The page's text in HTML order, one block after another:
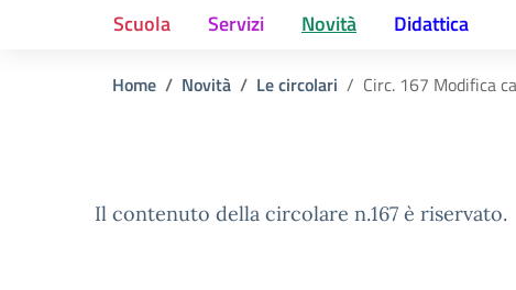
Scuola Servizi Novità Didattica
Home Novità Le circolari Circ. 167 Modifica
Il contenuto della circolare n.167 è riservato.